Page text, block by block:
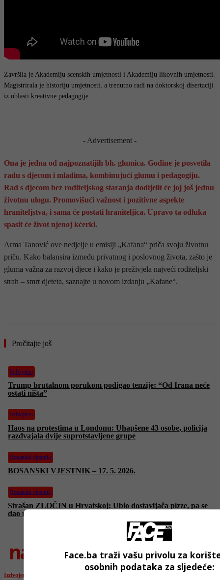
Završila je Akademiju scenskih umjetnosti i Akademiju likovnih umjetnosti.
Magistrirala je historiju umjetnosti, a trenutno radi na doktorskoj disertaciji
iz oblasti kreativne pedagogije.
- Advertisement -
Ona je jedna od najpoznatijih bh. glumica. Godine je posvetila
radu s djecom i mladima, kombinujući glumu i pedagogiju.
Rad s djecom bez roditeljskog staranja dodijelit će joj još jednu
životnu ulogu. Promovišući važnost i pozitivne aspekte
hraniteljstva, i sama će postati hraniteljica. Upravo ta odluka
spasit će život njenoj kćerki.
Arma Tanović ove nedjelje u emisiji „Kafana“ priča svoju životnu
priču. Kako balansira između privatnog i poslovnog života, zašto je
gluma važna za razvoj djece i kako je preživjela najveći roditeljski
strah – smrt djeteta, saznajte u novom izdanju „Kafane“.
Pročitajte još
Izdvojeno
Trump brutalnom porukom podigao tenzije: “Od Irana neće
ostati ništa”
Izdvojeno
Haos na protestima u Londonu: Uhapšene 43 osobe, policija
razdvajala dvije suprotstavljene grupe
Bosanski vjestnik
BOSANSKI VJESTNIK – 17. 5. 2026.
Bosanski vjestnik
Strašan ZLOČIN u Hrvatskoj: Ubio dostavljača pizze, pa se
dao u bijeg! Unaprijed kupio zalihe hrane!
najnovije
Izdvojeno
Face.ba traži vašu privolu za
osobnih podataka za sljedeće: